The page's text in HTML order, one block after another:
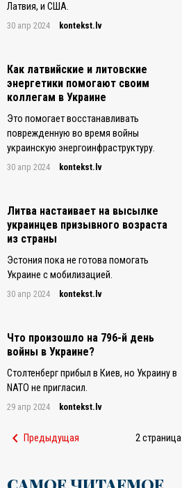
Латвия, и США.
30 апр 2024 kontekst.lv
Как латвийские и литовские
энергетики помогают своим
коллегам в Украине
Это помогает восстанавливать
поврежденную во время войны
украинскую энергоинфраструктуру.
30 апр 2024 kontekst.lv
Литва настаивает на высылке
украинцев призывного возраста
из страны
Эстония пока не готова помогать
Украине с мобилизацией.
30 апр 2024 kontekst.lv
Что произошло на 796-й день
войны в Украине?
Столтенберг прибыл в Киев, но Украину в
NATO не пригласил.
29 апр 2024 kontekst.lv
chevron_left Предыдущая 2 страница